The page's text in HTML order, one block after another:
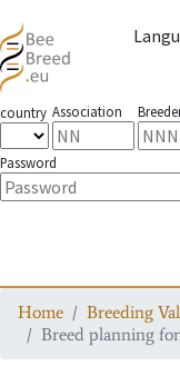
country Association
Password
Home
Breeding
Breed planning